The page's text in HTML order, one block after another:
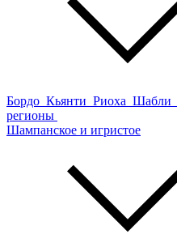
Бордо Кьянти Риоха Шабли
регионы
Шампанское и игристое